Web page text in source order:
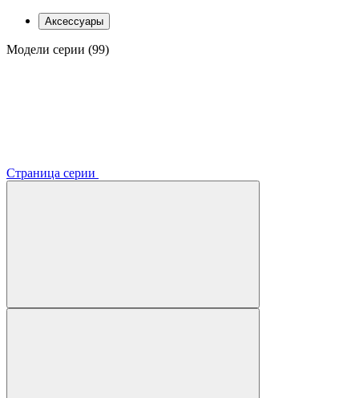
Аксессуары
Модели серии (99)
Страница серии